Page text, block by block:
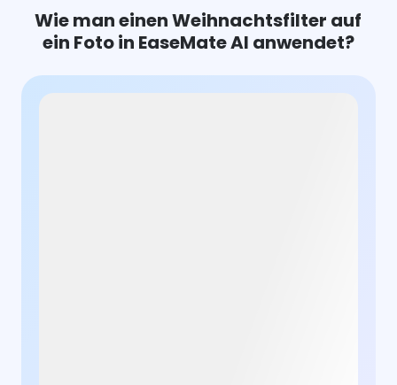
Wie man einen Weihnachtsfilter auf
ein Foto in EaseMate AI anwendet?